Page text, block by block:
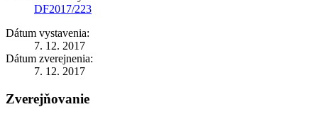
DF2017/223
Dátum vystavenia:
7. 12. 2017
Dátum zverejnenia:
7. 12. 2017
Zverejňovanie